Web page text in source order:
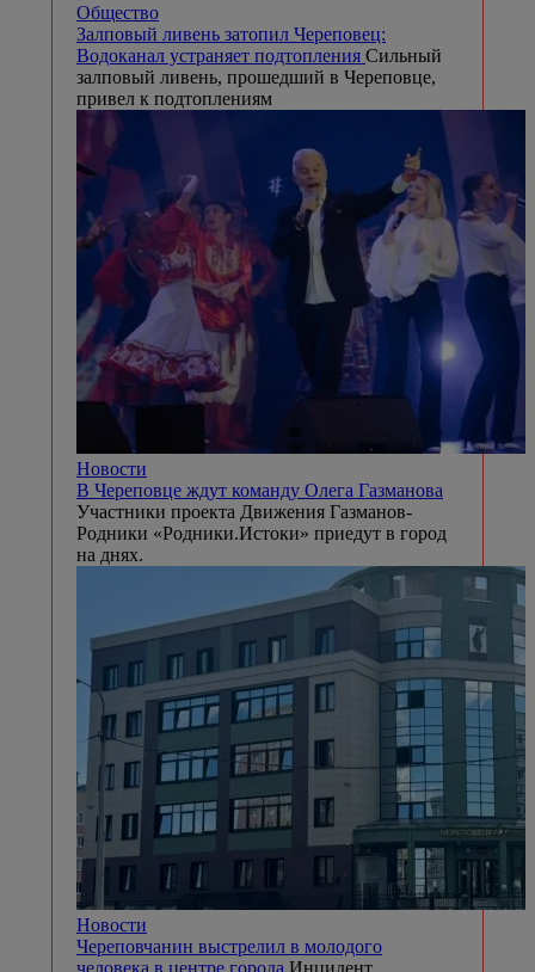
Общество
Залповый ливень затопил Череповец:
Водоканал устраняет подтопления Сильный
залповый ливень, прошедший в Череповце,
привел к подтоплениям
Новости
В Череповце ждут команду Олега Газманова
Участники проекта Движения Газманов-
Родники «Родники.Истоки» приедут в город
на днях.
Новости
Череповчанин выстрелил в молодого
человека в центре города Инцидент